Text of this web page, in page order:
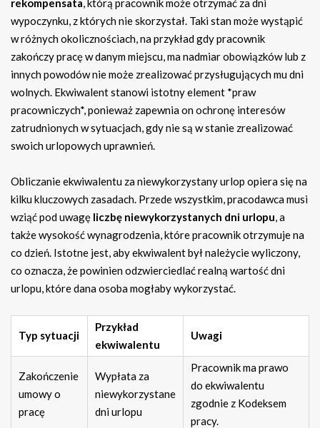
rekompensata, którą pracownik może otrzymać za dni
wypoczynku, z których nie skorzystał. Taki stan może wystąpić
w różnych okolicznościach, na przykład gdy pracownik
zakończy pracę w danym miejscu, ma nadmiar obowiązków lub z
innych powodów nie może zrealizować przysługujących mu dni
wolnych. Ekwiwalent stanowi istotny element *praw
pracowniczych*, ponieważ zapewnia on ochronę interesów
zatrudnionych w sytuacjach, gdy nie są w stanie zrealizować
swoich urlopowych uprawnień.
Obliczanie ekwiwalentu za niewykorzystany urlop opiera się na
kilku kluczowych zasadach. Przede wszystkim, pracodawca musi
wziąć pod uwagę liczbę niewykorzystanych dni urlopu, a
także wysokość wynagrodzenia, które pracownik otrzymuje na
co dzień. Istotne jest, aby ekwiwalent był należycie wyliczony,
co oznacza, że powinien odzwierciedlać realną wartość dni
urlopu, które dana osoba mogłaby wykorzystać.
Typ sytuacji
Przykład
ekwiwalentu
Uwagi
Zakończenie
umowy o
pracę
Wypłata za
niewykorzystane
dni urlopu
Pracownik ma prawo
do ekwiwalentu
zgodnie z Kodeksem
pracy.